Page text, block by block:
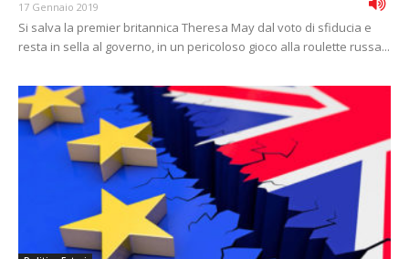
17 Gennaio 2019
Si salva la premier britannica Theresa May dal voto di sfiducia e
resta in sella al governo, in un pericoloso gioco alla roulette russa...